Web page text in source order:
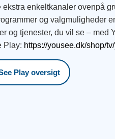
ekstra enkeltkanaler ovenpå
og valgmuligheder
og tjenester, du vil se – med
Play: https://yousee.dk/shop/
Play oversigt